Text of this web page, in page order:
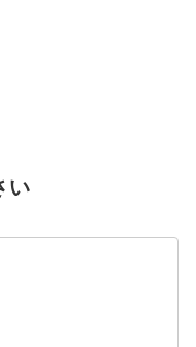
い